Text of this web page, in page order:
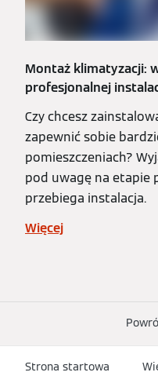
Montaż klimatyzacji:
profesjonalnej
Czy chcesz
zapewnić sobie
pomieszczeniach?
pod uwagę na etapie
przebiega instalacja.
Więcej
Strona startowa